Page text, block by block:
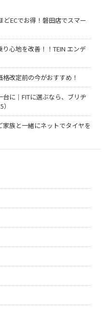
どECでお得！磐田店でスマー
心地を改善！！TEIN エンデ
改定前の今がおすすめ！
台に｜FITに選ぶなら、ブリヂ
家族と一緒にネットでタイヤを